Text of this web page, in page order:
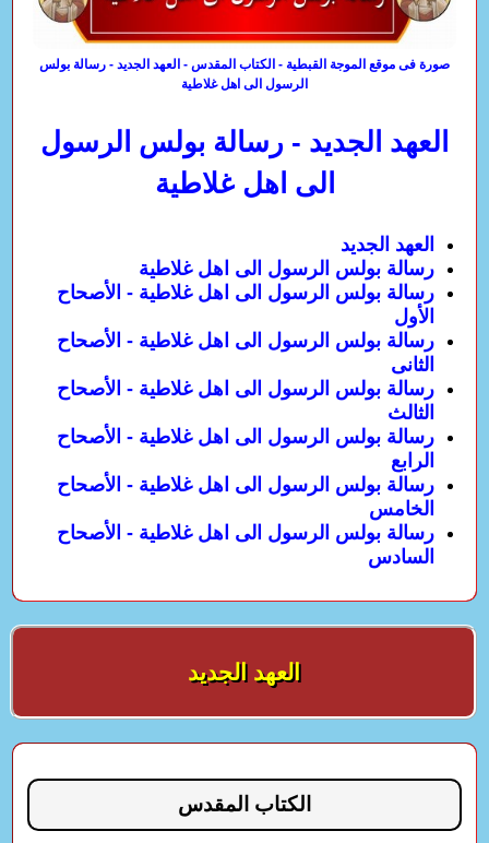
صورة فى موقع الموجة القبطية - الكتاب المقدس - العهد الجديد - رسالة بولس
الرسول الى اهل غلاطية
العهد الجديد - رسالة بولس الرسول
الى اهل غلاطية
العهد الجديد
رسالة بولس الرسول الى اهل غلاطية
رسالة بولس الرسول الى اهل غلاطية - الأصحاح
الأول
رسالة بولس الرسول الى اهل غلاطية - الأصحاح
الثانى
رسالة بولس الرسول الى اهل غلاطية - الأصحاح
الثالث
رسالة بولس الرسول الى اهل غلاطية - الأصحاح
الرابع
رسالة بولس الرسول الى اهل غلاطية - الأصحاح
الخامس
رسالة بولس الرسول الى اهل غلاطية - الأصحاح
السادس
العهد الجديد
الكتاب المقدس